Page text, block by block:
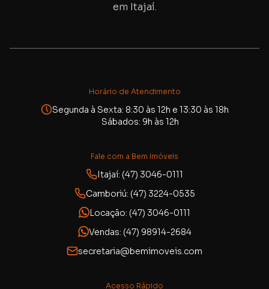
em Itajaí.
Horário de Atendimento
Segunda à Sexta: 8:30 às 12h e 13:30 às 18h
Sábados: 9h às 12h
Fale com a Bem Imóveis
Itajaí: (47) 3046-0111
Camboriú: (47) 3224-0535
Locação: (47) 3046-0111
Vendas: (47) 98914-2684
secretaria@bemimoveis.com
Acesso Rápido